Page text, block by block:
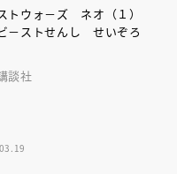
トウォ－ズ ネオ（１）
－ストせんし せいぞろ
談社